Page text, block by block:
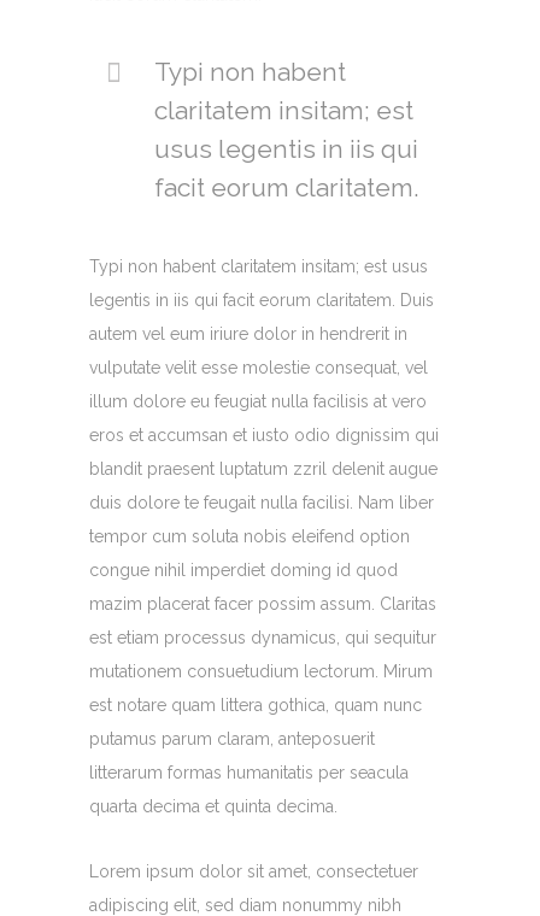
Typi non habent
claritatem insitam; est
usus legentis in iis qui
facit eorum claritatem.
Typi non habent claritatem insitam; est usus
legentis in iis qui facit eorum claritatem. Duis
autem vel eum iriure dolor in hendrerit in
vulputate velit esse molestie consequat, vel
illum dolore eu feugiat nulla facilisis at vero
eros et accumsan et iusto odio dignissim qui
blandit praesent luptatum zzril delenit augue
duis dolore te feugait nulla facilisi. Nam liber
tempor cum soluta nobis eleifend option
congue nihil imperdiet doming id quod
mazim placerat facer possim assum. Claritas
est etiam processus dynamicus, qui sequitur
mutationem consuetudium lectorum. Mirum
est notare quam littera gothica, quam nunc
putamus parum claram, anteposuerit
litterarum formas humanitatis per seacula
quarta decima et quinta decima.
Lorem ipsum dolor sit amet, consectetuer
adipiscing elit, sed diam nonummy nibh